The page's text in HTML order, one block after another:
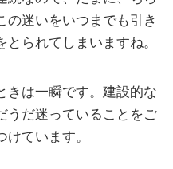
の迷いをいつまでも引き
られてしまいますね。
きは一瞬です。建設的な
うだ迷っていることをご
ています。